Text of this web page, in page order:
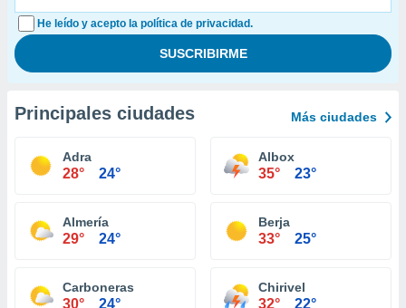
He leído y acepto la política de privacidad.
Principales ciudades Más ciudades
Adra
28° 24°
Albox
35° 23°
Almería
29° 24°
Berja
33° 25°
Carboneras
30° 24°
Chirivel
32° 22°